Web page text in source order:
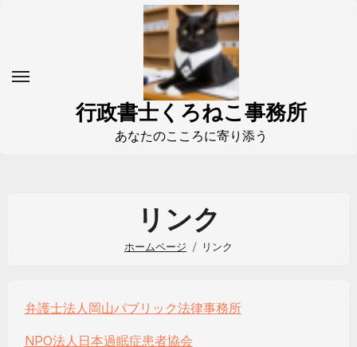
行政書士くろねこ事務所
あなたのこころに寄り添う
リンク
ホームページ リンク
弁護士法人岡山パブリック法律事務所
NPO法人日本過眠症患者協会